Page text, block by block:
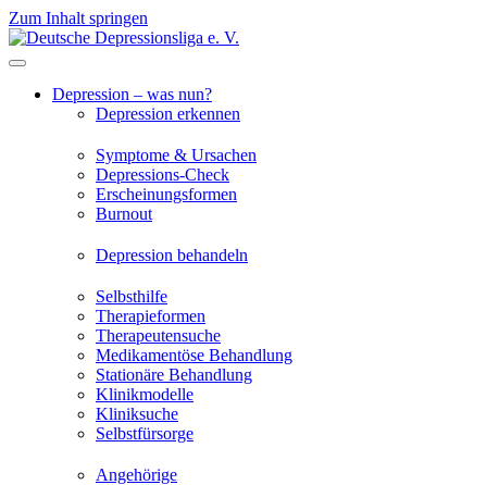
Zum Inhalt springen
Depression – was nun?
Depression erkennen
Symptome & Ursachen
Depressions-Check
Erscheinungsformen
Burnout
Depression behandeln
Selbsthilfe
Therapieformen
Therapeutensuche
Medikamentöse Behandlung
Stationäre Behandlung
Klinikmodelle
Kliniksuche
Selbstfürsorge
Angehörige